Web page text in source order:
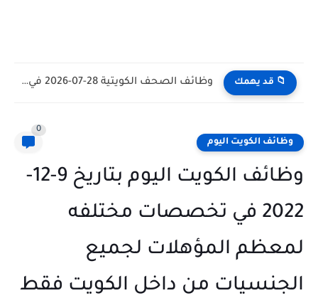
📁 قد يهمك وظائف الكويت اليوم بتاريخ 28-07-2026 للأجانب والمواطنين في مختلف التخصصات
وظائف الكويت اليوم
0
وظائف الكويت اليوم بتاريخ 9-12-
2022 في تخصصات مختلفه
لمعظم المؤهلات لجميع
الجنسيات من داخل الكويت فقط